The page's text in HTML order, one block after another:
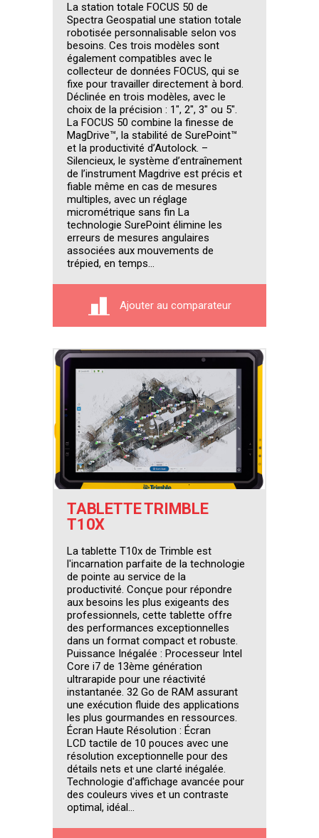
La station totale FOCUS 50 de
Spectra Geospatial une station totale
robotisée personnalisable selon vos
besoins. Ces trois modèles sont
également compatibles avec le
collecteur de données FOCUS, qui se
fixe pour travailler directement à bord.
Déclinée en trois modèles, avec le
choix de la précision : 1″, 2″, 3″ ou 5″.
La FOCUS 50 combine la finesse de
MagDrive™, la stabilité de SurePoint™
et la productivité d’Autolock. –
Silencieux, le système d’entraînement
de l’instrument Magdrive est précis et
fiable même en cas de mesures
multiples, avec un réglage
micrométrique sans fin La
technologie SurePoint élimine les
erreurs de mesures angulaires
associées aux mouvements de
trépied, en temps...
Ajouter au comparateur
TABLETTE TRIMBLE
T10X
La tablette T10x de Trimble est
l'incarnation parfaite de la technologie
de pointe au service de la
productivité. Conçue pour répondre
aux besoins les plus exigeants des
professionnels, cette tablette offre
des performances exceptionnelles
dans un format compact et robuste.
Puissance Inégalée : Processeur Intel
Core i7 de 13ème génération
ultrarapide pour une réactivité
instantanée. 32 Go de RAM assurant
une exécution fluide des applications
les plus gourmandes en ressources.
Écran Haute Résolution : Écran
LCD tactile de 10 pouces avec une
résolution exceptionnelle pour des
détails nets et une clarté inégalée.
Technologie d'affichage avancée pour
des couleurs vives et un contraste
optimal, idéal...